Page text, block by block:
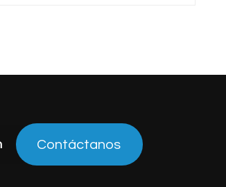
Contáctanos